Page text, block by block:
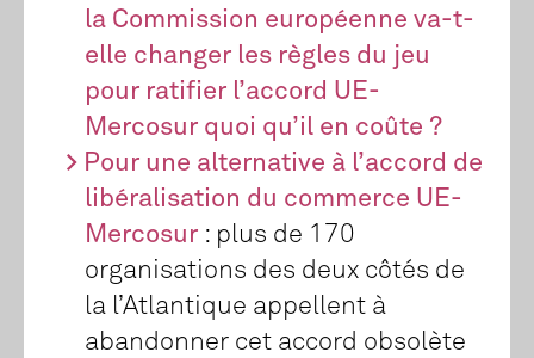
la Commission européenne va-t-
elle changer les règles du jeu
pour ratifier l’accord UE-
Mercosur quoi qu’il en coûte ?
Pour une alternative à l’accord de
libéralisation du commerce UE-
Mercosur: plus de 170
organisations des deux côtés de
la l’Atlantique appellent à
abandonner cet accord obsolète